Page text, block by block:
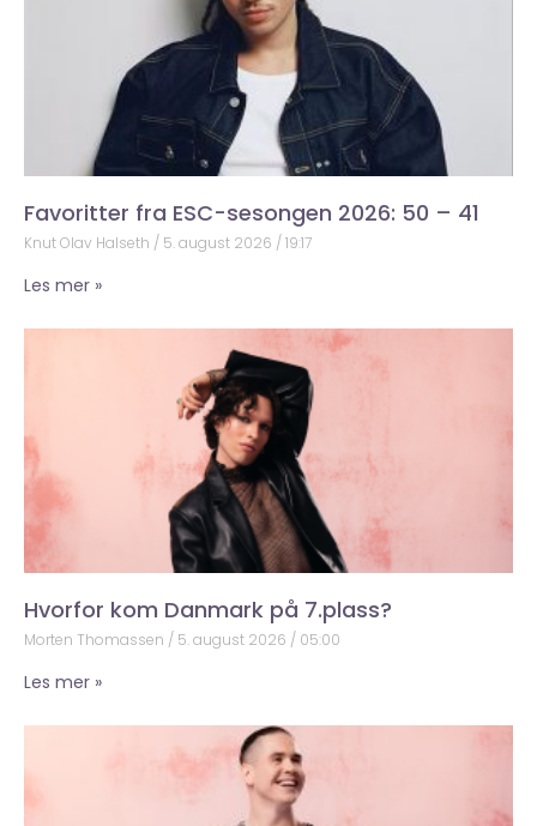
Favoritter fra ESC-sesongen 2026: 50 – 41
Knut Olav Halseth 5. august 2026 19:17
Les mer »
Hvorfor kom Danmark på 7.plass?
Morten Thomassen 5. august 2026 05:00
Les mer »